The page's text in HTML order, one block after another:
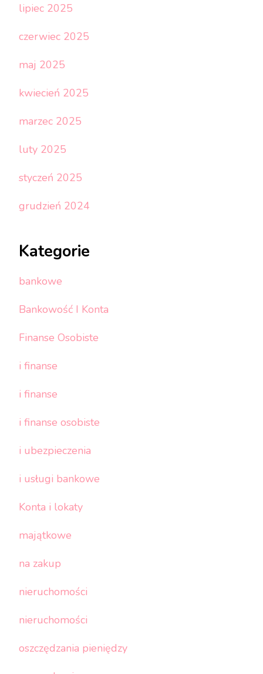
lipiec 2025
czerwiec 2025
maj 2025
kwiecień 2025
marzec 2025
luty 2025
styczeń 2025
grudzień 2024
Kategorie
bankowe
Bankowość I Konta
Finanse Osobiste
i finanse
i finanse
i finanse osobiste
i ubezpieczenia
i usługi bankowe
Konta i lokaty
majątkowe
na zakup
nieruchomości
nieruchomości
oszczędzania pieniędzy